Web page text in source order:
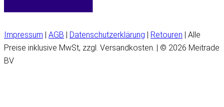
Impressum AGB Datenschutzerklärung Retouren | Alle
Preise inklusive MwSt, zzgl. Versandkosten. | © 2026 Meitrade
BV